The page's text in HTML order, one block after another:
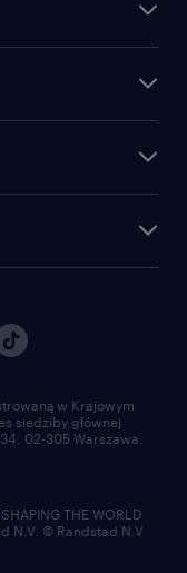
w Krajowym
siedziby głównej
02-305 Warszawa.
THE WORLD
N.V. © Randstad N.V